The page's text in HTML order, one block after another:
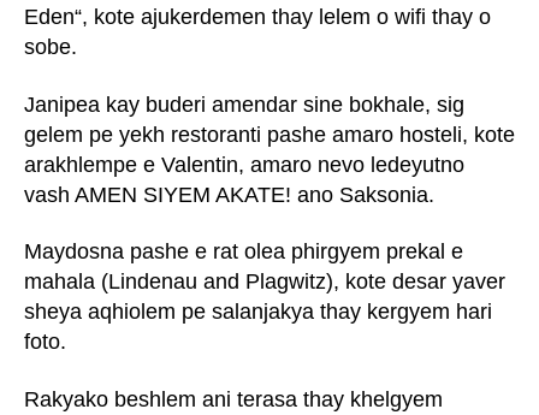
Eden“, kote ajukerdemen thay lelem o wifi thay o
sobe.
Janipea kay buderi amendar sine bokhale, sig
gelem pe yekh restoranti pashe amaro hosteli, kote
arakhlempe e Valentin, amaro nevo ledeyutno
vash AMEN SIYEM AKATE! ano Saksonia.
Maydosna pashe e rat olea phirgyem prekal e
mahala (Lindenau and Plagwitz), kote desar yaver
sheya aqhiolem pe salanjakya thay kergyem hari
foto.
Rakyako beshlem ani terasa thay khelgyem